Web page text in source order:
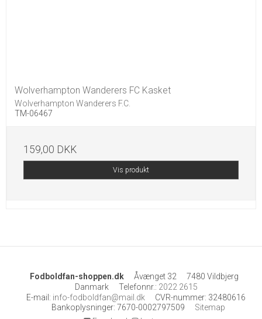
Wolverhampton Wanderers FC Kasket
Wolverhampton Wanderers F.C.
TM-06467
159,00 DKK
Vis produkt
Fodboldfan-shoppen.dk Åvænget 32
7480 Vildbjerg
Danmark
Telefonnr.: 2022 2615
E-mail: info-fodboldfan@mail.dk CVR-nummer: 32480616
Bankoplysninger: 7670-0002797509
Sitemap